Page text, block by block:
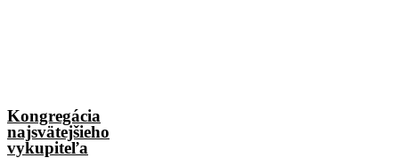
Kongregácia
najsvätejšieho
vykupiteľa